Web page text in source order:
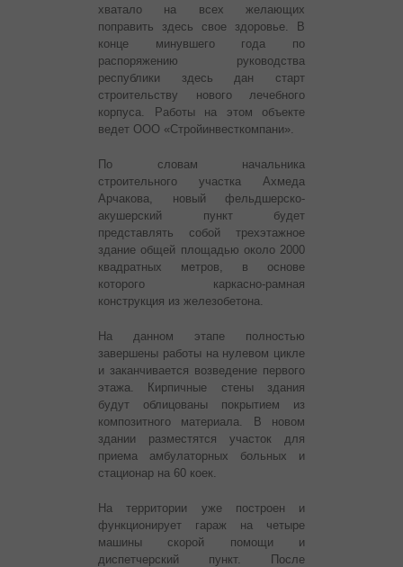
хватало на всех желающих
поправить здесь свое здоровье. В
конце минувшего года по
распоряжению руководства
республики здесь дан старт
строительству нового лечебного
корпуса. Работы на этом объекте
ведет ООО «Стройинвесткомпани».
По словам начальника
строительного участка Ахмеда
Арчакова, новый фельдшерско-
акушерский пункт будет
представлять собой трехэтажное
здание общей площадью около 2000
квадратных метров, в основе
которого каркасно-рамная
конструкция из железобетона.
На данном этапе полностью
завершены работы на нулевом цикле
и заканчивается возведение первого
этажа. Кирпичные стены здания
будут облицованы покрытием из
композитного материала. В новом
здании разместятся участок для
приема амбулаторных больных и
стационар на 60 коек.
На территории уже построен и
функционирует гараж на четыре
машины скорой помощи и
диспетчерский пункт. После